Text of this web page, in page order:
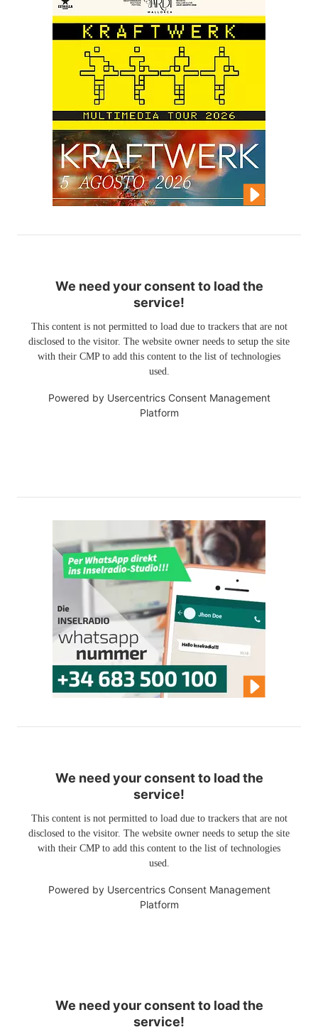
We need your consent to load the
service!
This content is not permitted to load due to trackers that are not
disclosed to the visitor. The website owner needs to setup the site
with their CMP to add this content to the list of technologies
used.
Powered by Usercentrics Consent Management
Platform
We need your consent to load the
service!
This content is not permitted to load due to trackers that are not
disclosed to the visitor. The website owner needs to setup the site
with their CMP to add this content to the list of technologies
used.
Powered by Usercentrics Consent Management
Platform
We need your consent to load the
service!